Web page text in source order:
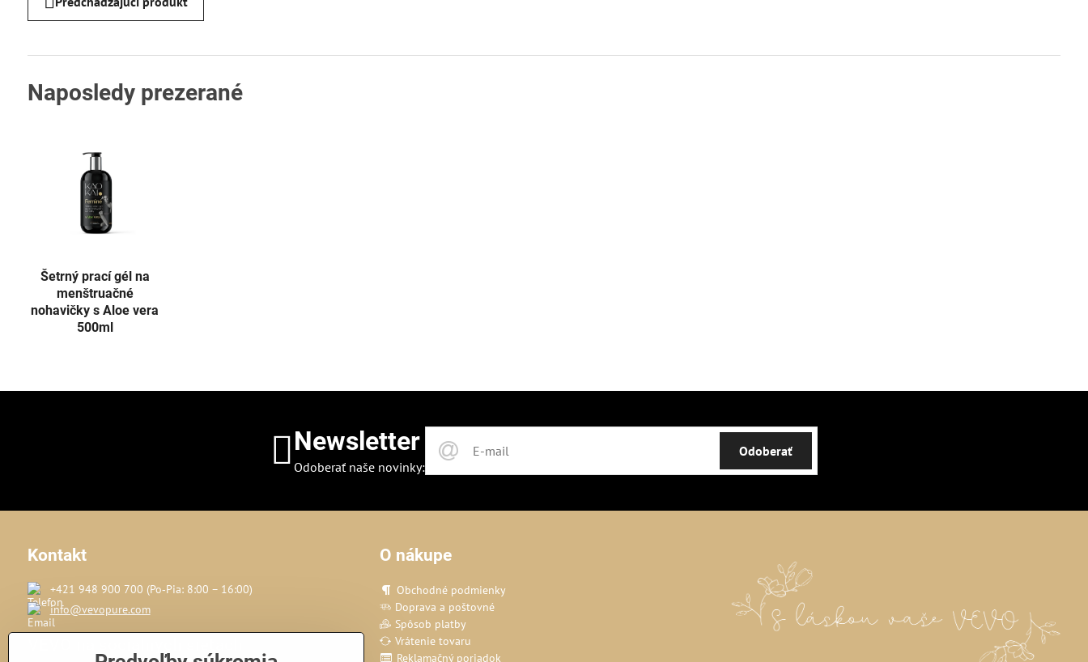
Naposledy prezerané
Šetrný prací gél na
menštruačné
nohavičky s Aloe vera
500ml
Newsletter
Odoberať naše novinky:
Odoberať
Kontakt
+421 948 900 700 (Po‑Pia: 8:00 – 16:00)
info@vevopure.com
O nákupe
Obchodné podmienky
Doprava a poštovné
Spôsob platby
Vrátenie tovaru
Reklamačný poriadok